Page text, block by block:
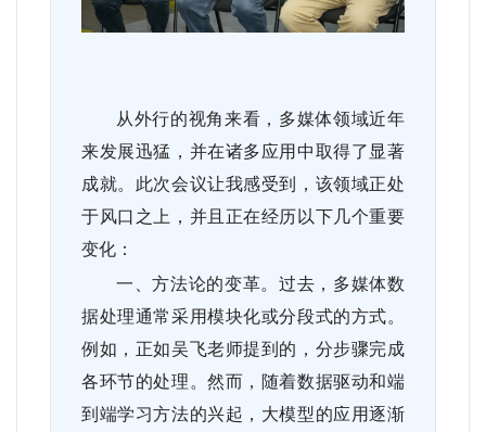
从外行的视角来看，多媒体领域近年
来发展迅猛，并在诸多应用中取得了显著
成就。此次会议让我感受到，该领域正处
于风口之上，并且正在经历以下几个重要
变化：
一、方法论的变革。过去，多媒体数
据处理通常采用模块化或分段式的方式。
例如，正如吴飞老师提到的，分步骤完成
各环节的处理。然而，随着数据驱动和端
到端学习方法的兴起，大模型的应用逐渐